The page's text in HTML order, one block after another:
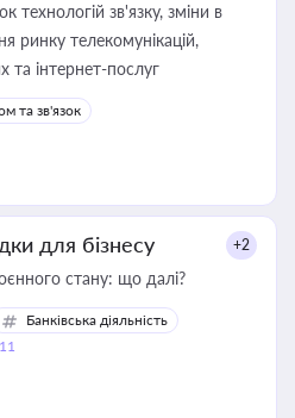
технологій зв'язку, зміни в
ринку телекомунікацій,
та інтернет-послуг
та зв'язок
для бізнесу +2
стану: що далі?
Банківська діяльність